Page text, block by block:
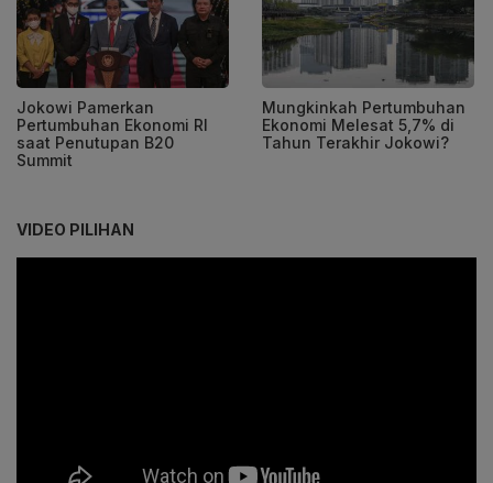
Jokowi Pamerkan
Pertumbuhan Ekonomi RI
saat Penutupan B20
Summit
Mungkinkah Pertumbuhan
Ekonomi Melesat 5,7% di
Tahun Terakhir Jokowi?
VIDEO PILIHAN